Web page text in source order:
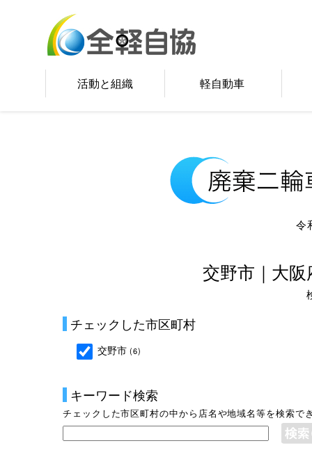
活動と組織 軽自動車
令
交野市｜大
チェックした市区町村
交野市 (6)
キーワード検索
チェックした市区町村の中から店名や地域名等を検索で